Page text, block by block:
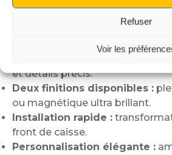
Refuser
Voir les
Les avantages des
et détails précis.
Deux finitions disponibles :
ou magnétique ultra brillant.
Installation rapide :
front de caisse.
Personnalisation élégante :